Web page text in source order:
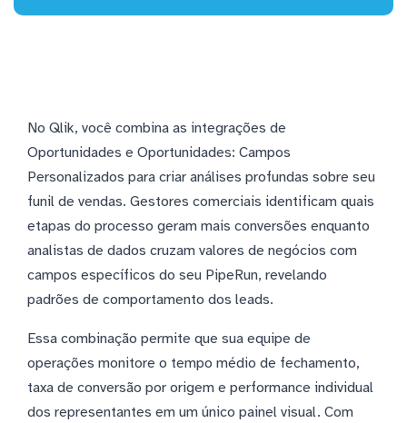
No Qlik, você combina as integrações de
Oportunidades e Oportunidades: Campos
Personalizados para criar análises profundas sobre seu
funil de vendas. Gestores comerciais identificam quais
etapas do processo geram mais conversões enquanto
analistas de dados cruzam valores de negócios com
campos específicos do seu PipeRun, revelando
padrões de comportamento dos leads.
Essa combinação permite que sua equipe de
operações monitore o tempo médio de fechamento,
taxa de conversão por origem e performance individual
dos representantes em um único painel visual. Com